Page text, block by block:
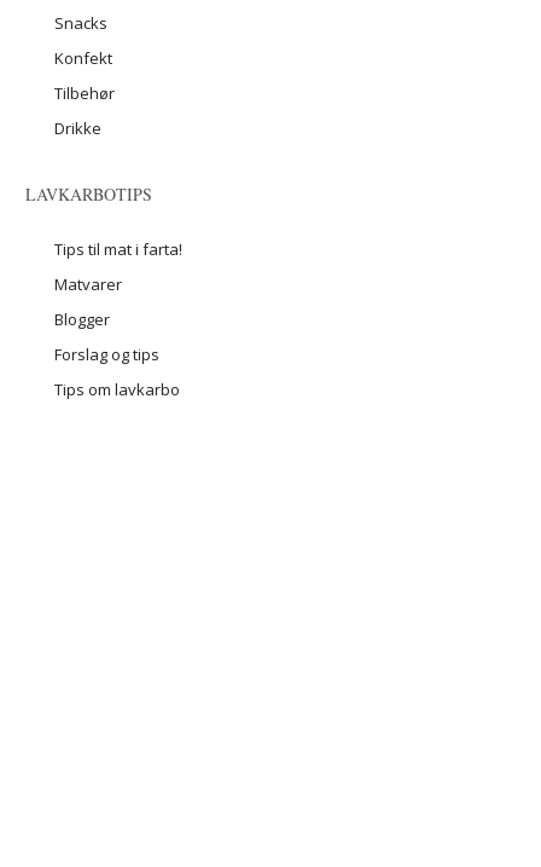
Snacks
Konfekt
Tilbehør
Drikke
LAVKARBOTIPS
Tips til mat i farta!
Matvarer
Blogger
Forslag og tips
Tips om lavkarbo